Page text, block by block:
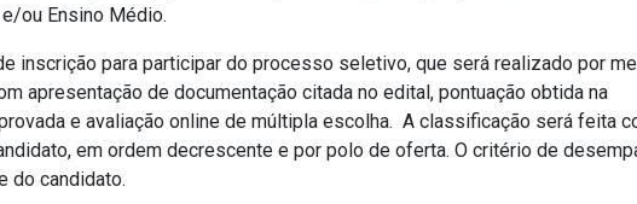
ou Ensino Médio.
inscrição para participar do processo seletivo, que será realizado por
apresentação de documentação citada no edital, pontuação obtida na
e avaliação online de múltipla escolha. A classificação será feita
em ordem decrescente e por polo de oferta. O critério de
do candidato.